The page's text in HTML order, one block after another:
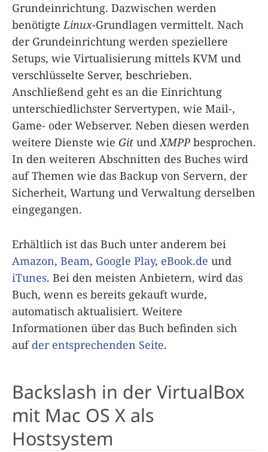
Grundeinrichtung. Dazwischen werden
benötigteLinux-Grundlagen vermittelt. Nach
der Grundeinrichtung werden speziellere
Setups, wie Virtualisierung mittels KVM und
verschlüsselte Server, beschrieben.
Anschließend geht es an die Einrichtung
unterschiedlichster Servertypen, wie Mail-,
Game- oder Webserver. Neben diesen werden
weitere Dienste wie Git undXMPP besprochen.
In den weiteren Abschnitten des Buches wird
auf Themen wie das Backup von Servern, der
Sicherheit, Wartung und Verwaltung derselben
eingegangen.
Erhältlich ist das Buch unter anderem bei
Amazon, Beam, Google Play, eBook.de und
iTunes. Bei den meisten Anbietern, wird das
Buch, wenn es bereits gekauft wurde,
automatisch aktualisiert. Weitere
Informationen über das Buch befinden sich
auf der entsprechenden Seite.
Backslash in der VirtualBox
mit Mac OS X als
Hostsystem